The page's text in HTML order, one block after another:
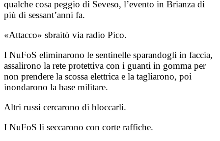
qualche cosa peggio di Seveso, l’evento in Brianza di
più di sessant’anni fa.
«Attacco» sbraitò via radio Pico.
I NuFoS eliminarono le sentinelle sparandogli in faccia,
assalirono la rete protettiva con i guanti in gomma per
non prendere la scossa elettrica e la tagliarono, poi
inondarono la base militare.
Altri russi cercarono di bloccarli.
I NuFoS li seccarono con corte raffiche.